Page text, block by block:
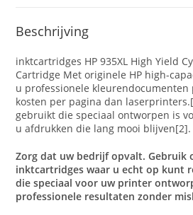
Beschrijving
inktcartridges HP 935XL High Yield
Cartridge Met originele HP high-
u professionele
kosten per pagina dan
gebruikt die speciaal ontworpen is
u afdrukken die lang mooi blijven[2].
Zorg dat uw bedrijf opvalt. Gebruik
inktcartridges waar u echt op kunt
die speciaal voor uw printer
professionele resultaten zonder